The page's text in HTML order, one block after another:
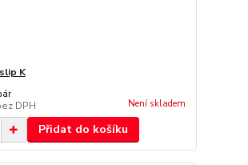
K
DPH Není skladem
Přidat do košíku